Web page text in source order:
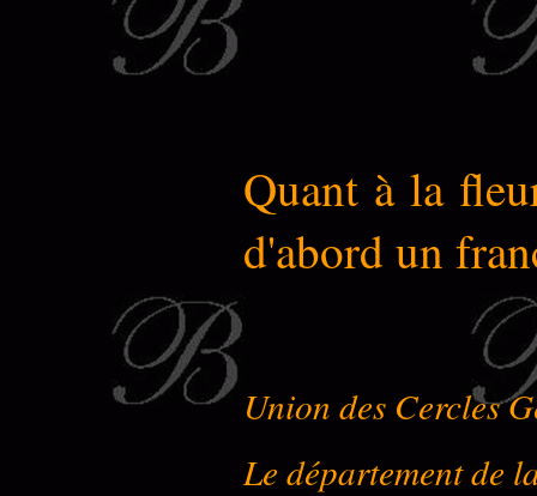
Quant à la
d'abord un
Union des Cercles
Le département de